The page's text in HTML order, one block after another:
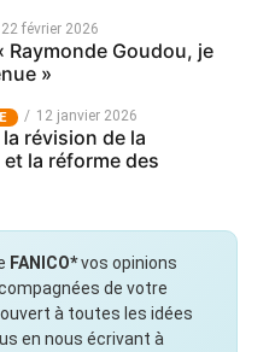
22 février 2026
Raymonde Goudou, je
»
12 janvier 2026
révision de la
la réforme des
FANICO*vos opinions
de votre
à toutes les idées
en nous écrivant à